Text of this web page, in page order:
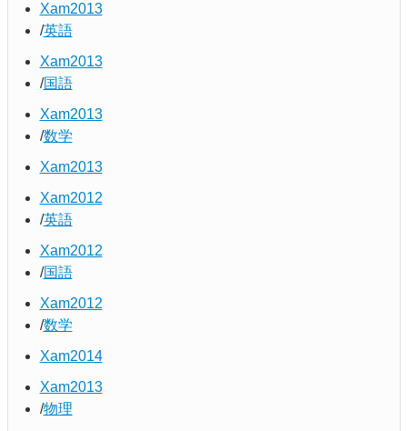
Xam2013
英語
Xam2013
国語
Xam2013
数学
Xam2013
Xam2012
英語
Xam2012
国語
Xam2012
数学
Xam2014
Xam2013
物理